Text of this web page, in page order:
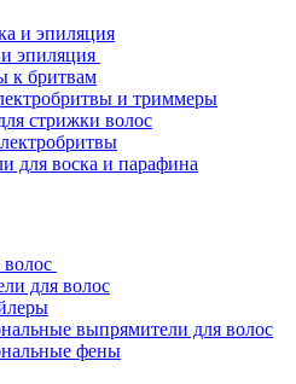
эпиляция
к бритвам
и триммеры
стрижки волос
для воска и парафина
для волос
выпрямители для волос
фены